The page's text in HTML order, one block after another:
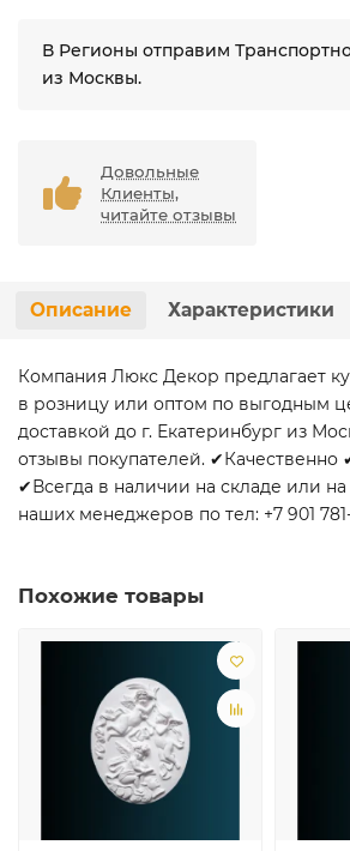
В Регионы отправим
из Москвы.
Довольные
Клиенты,
читайте отзывы
Описание Характеристики
Компания Люкс Декор предлагает
в розницу или оптом по выгодным
доставкой до г. Екатеринбург из
отзывы покупателей. ✔Качественно
✔Всегда в наличии на складе или на
наших менеджеров по тел: +7 901
Похожие товары